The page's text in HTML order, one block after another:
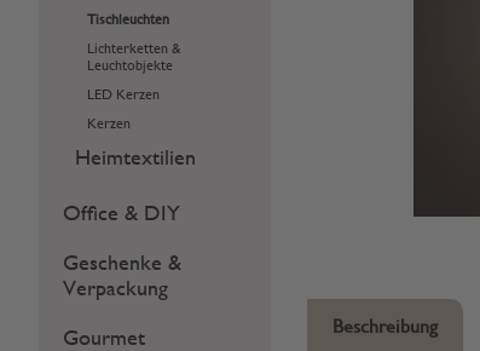
Tischleuchten
Lichterketten &
Leuchtobjekte
LED Kerzen
Kerzen
Heimtextilien
Office & DIY
Geschenke &
Verpackung
Gourmet
Beschreibung